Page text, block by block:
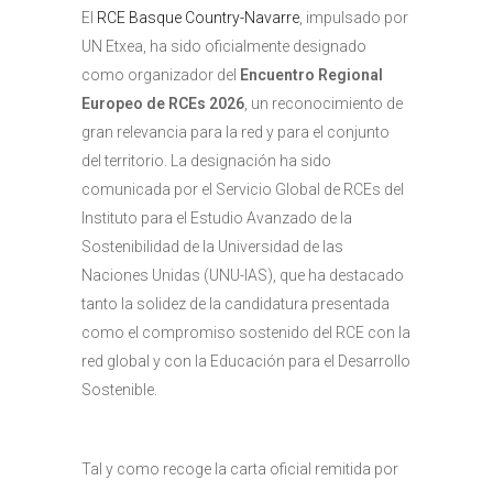
El RCE Basque Country-Navarre , impulsado por
UN Etxea, ha sido oficialmente designado
como organizador del Encuentro Regional
Europeo de RCEs 2026 , un reconocimiento de
gran relevancia para la red y para el conjunto
del territorio. La designación ha sido
comunicada por el Servicio Global de RCEs del
Instituto para el Estudio Avanzado de la
Sostenibilidad de la Universidad de las
Naciones Unidas (UNU-IAS), que ha destacado
tanto la solidez de la candidatura presentada
como el compromiso sostenido del RCE con la
red global y con la Educación para el Desarrollo
Sostenible.
Tal y como recoge la carta oficial remitida por